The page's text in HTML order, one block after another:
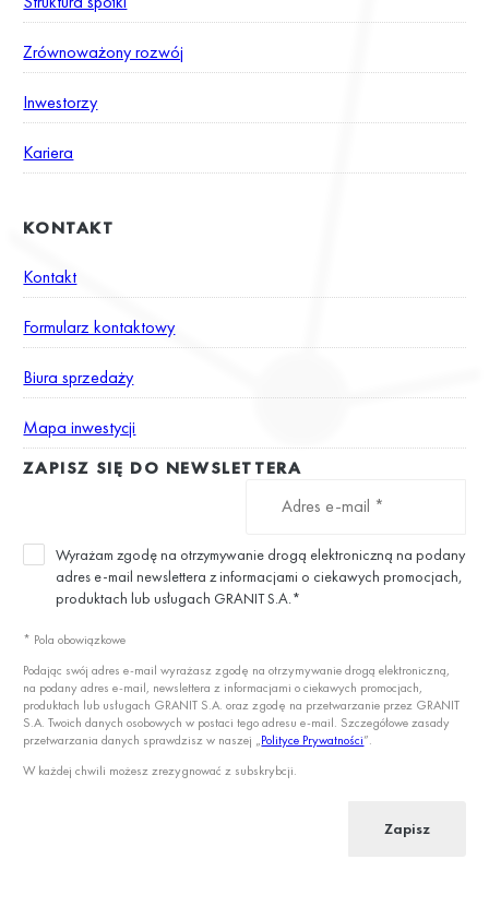
Zrównoważony rozwój
Inwestorzy
Kariera
KONTAKT
Kontakt
Formularz kontaktowy
Biura sprzedaży
Mapa inwestycji
ZAPISZ SIĘ DO NEWSLETTERA
Wyrażam zgodę na otrzymywanie drogą elektroniczną na podany
adres e-mail newslettera z informacjami o ciekawych promocjach,
produktach lub usługach GRANIT S.A.*
* Pola obowiązkowe
Podając swój adres e-mail wyrażasz zgodę na otrzymywanie drogą elektroniczną,
na podany adres e-mail, newslettera z informacjami o ciekawych promocjach,
produktach lub usługach GRANIT S.A. oraz zgodę na przetwarzanie przez GRANIT
S.A. Twoich danych osobowych w postaci tego adresu e-mail. Szczegółowe zasady
przetwarzania danych sprawdzisz w naszej „Polityce Prywatności”.
W każdej chwili możesz zrezygnować z subskrybcji.
Zapisz